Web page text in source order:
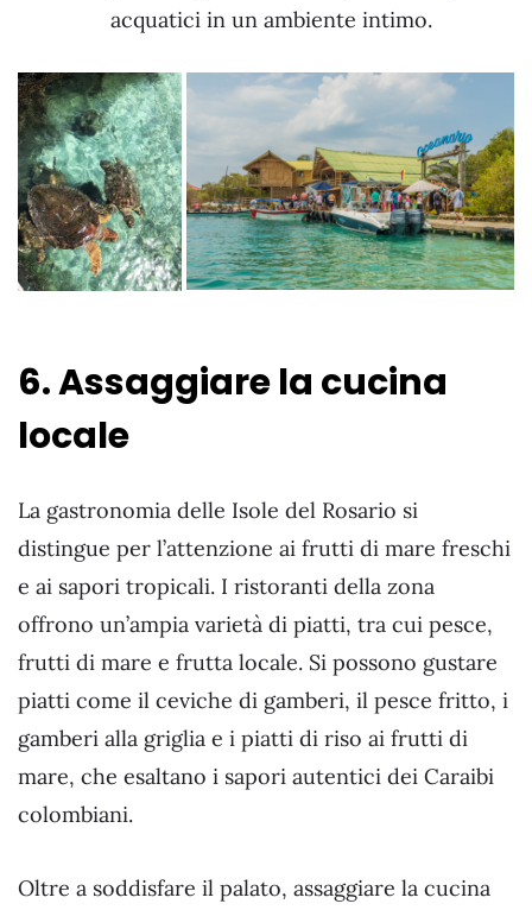
acquatici in un ambiente intimo.
6. Assaggiare la cucina
locale
La gastronomia delle Isole del Rosario si
distingue per l’attenzione ai frutti di mare freschi
e ai sapori tropicali. I ristoranti della zona
offrono un’ampia varietà di piatti, tra cui pesce,
frutti di mare e frutta locale. Si possono gustare
piatti come il ceviche di gamberi, il pesce fritto, i
gamberi alla griglia e i piatti di riso ai frutti di
mare, che esaltano i sapori autentici dei Caraibi
colombiani.
Oltre a soddisfare il palato, assaggiare la cucina